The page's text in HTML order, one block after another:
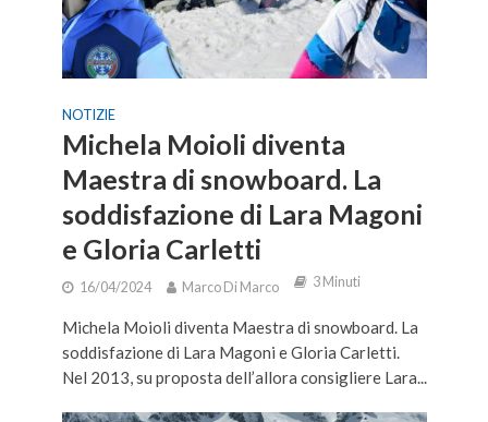
NOTIZIE
Michela Moioli diventa
Maestra di snowboard. La
soddisfazione di Lara Magoni
e Gloria Carletti
16/04/2024 Marco Di Marco 3 Minuti
Michela Moioli diventa Maestra di snowboard. La
soddisfazione di Lara Magoni e Gloria Carletti.
Nel 2013, su proposta dell’allora consigliere Lara...